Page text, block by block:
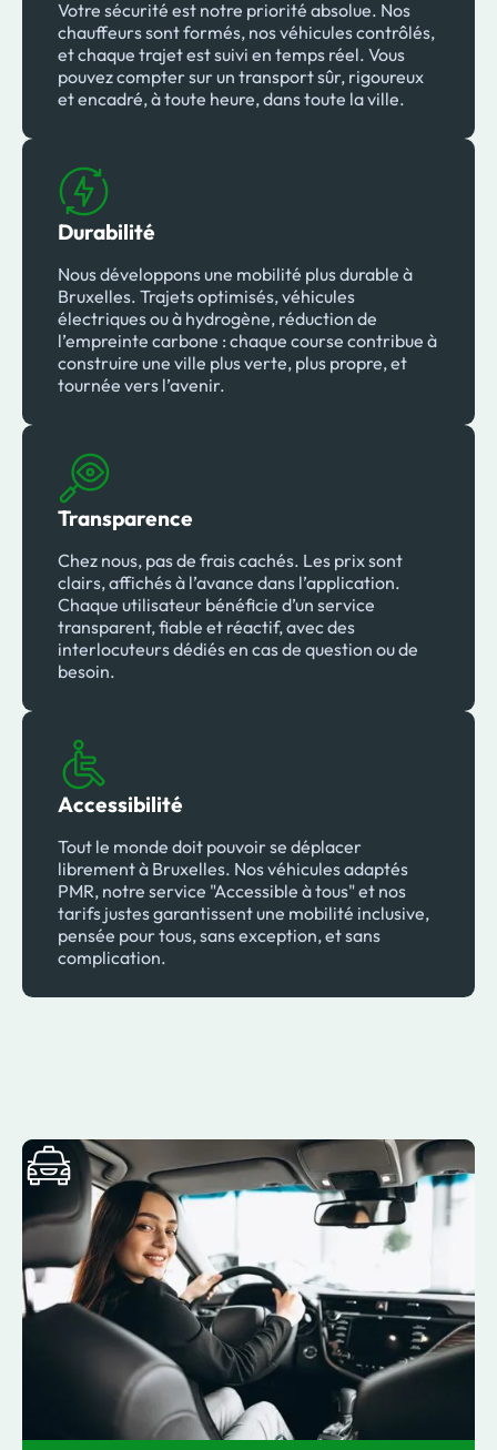
Votre sécurité est notre priorité absolue. Nos
chauffeurs sont formés, nos véhicules contrôlés,
et chaque trajet est suivi en temps réel. Vous
pouvez compter sur un transport sûr, rigoureux
et encadré, à toute heure, dans toute la ville.
Durabilité
Nous développons une mobilité plus durable à
Bruxelles. Trajets optimisés, véhicules
électriques ou à hydrogène, réduction de
l’empreinte carbone : chaque course contribue à
construire une ville plus verte, plus propre, et
tournée vers l’avenir.
Transparence
Chez nous, pas de frais cachés. Les prix sont
clairs, affichés à l’avance dans l’application.
Chaque utilisateur bénéficie d’un service
transparent, fiable et réactif, avec des
interlocuteurs dédiés en cas de question ou de
besoin.
Accessibilité
Tout le monde doit pouvoir se déplacer
librement à Bruxelles. Nos véhicules adaptés
PMR, notre service "Accessible à tous" et nos
tarifs justes garantissent une mobilité inclusive,
pensée pour tous, sans exception, et sans
complication.